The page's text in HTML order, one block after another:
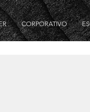
CORPORATIVO